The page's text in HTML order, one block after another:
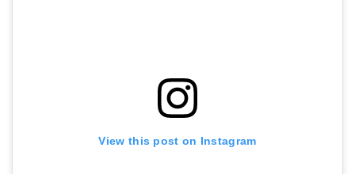
View this post on Instagram